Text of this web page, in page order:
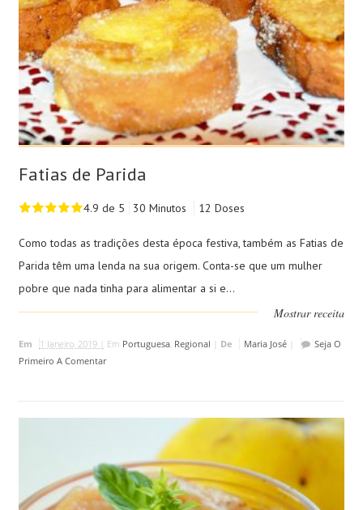
Fatias de Parida
4.9 de 5 30 Minutos 12 Doses
Como todas as tradições desta época festiva, também as Fatias de
Parida têm uma lenda na sua origem. Conta-se que um mulher
pobre que nada tinha para alimentar a si e...
Mostrar receita
Em 1 Janeiro, 2019 | Em Portuguesa, Regional De Maria José|
Seja O
Primeiro A Comentar